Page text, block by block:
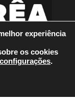
experiência
os cookies
configurações.